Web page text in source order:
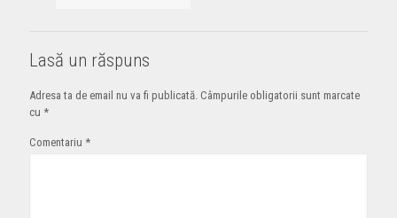
Lasă un răspuns
Adresa ta de email nu va fi publicată. Câmpurile obligatorii sunt marcate
cu *
Comentariu *